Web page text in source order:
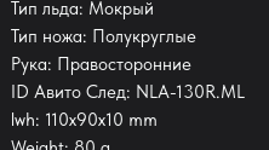
Тип льда: Мокрый
Тип ножа: Полукруглые
Рука: Правосторонние
ID Авито След: NLA-130R.ML
lwh: 110x90x10 mm